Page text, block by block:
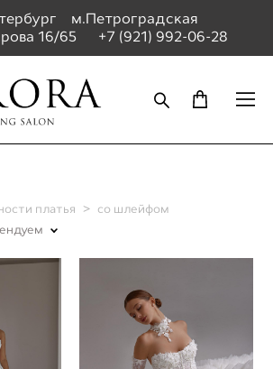
м.Петроградская
16/65 +7 (921) 992-06-28
платья > со шлейфом